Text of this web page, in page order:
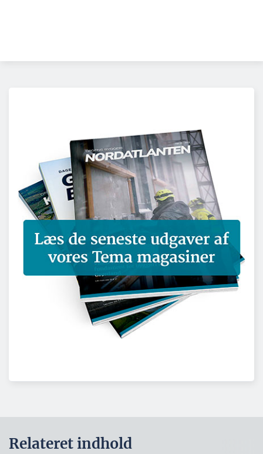
Relateret indhold